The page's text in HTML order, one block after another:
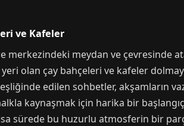
ve Kafeler
merkezindeki meydan ve çevresinde
olan çay bahçeleri ve kafeler
edilen sohbetler, akşamların
kaynaşmak için harika bir
sürede bu huzurlu atmosferin bir